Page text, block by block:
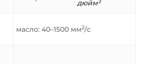
дюйм²
масло: 40–1500 мм2/с